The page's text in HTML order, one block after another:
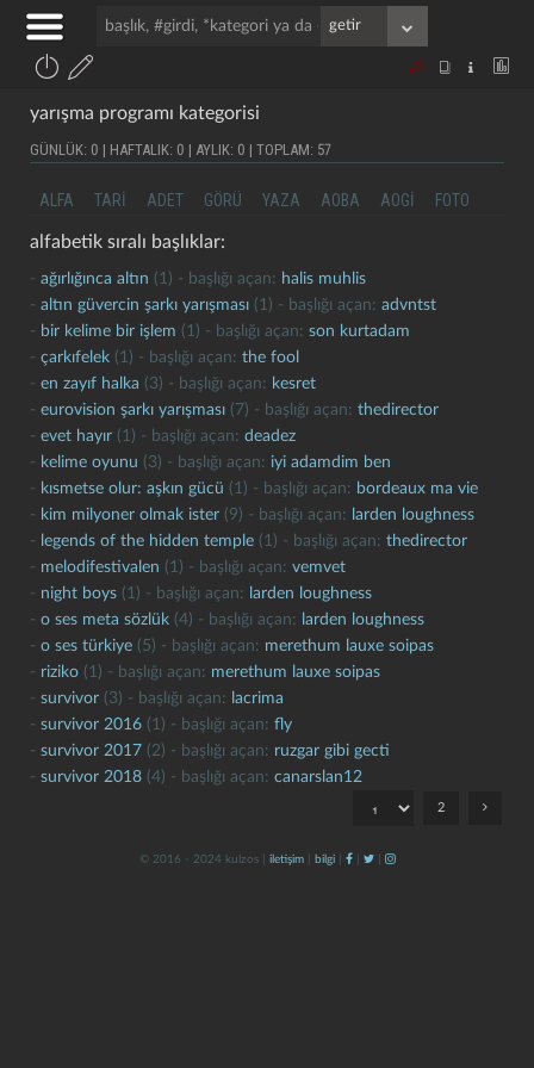
yarışma programı kategorisi
GÜNLÜK: 0 | HAFTALIK: 0 | AYLIK: 0 | TOPLAM: 57
ALFA TARI ADET GÖRÜ YAZA AOBA AOGI FOTO
alfabetik sıralı başlıklar:
- ağırlığınca altın (1) - başlığı açan: halis muhlis
- altın güvercin şarkı yarışması (1) - başlığı açan: advntst
- bir kelime bir işlem (1) - başlığı açan: son kurtadam
- çarkıfelek (1) - başlığı açan: the fool
- en zayıf halka (3) - başlığı açan: kesret
- eurovision şarkı yarışması (7) - başlığı açan: thedirector
- evet hayır (1) - başlığı açan: deadez
- kelime oyunu (3) - başlığı açan: i̇yi adamdim ben
- kısmetse olur: aşkın gücü (1) - başlığı açan: bordeaux ma vie
- kim milyoner olmak ister (9) - başlığı açan: larden loughness
- legends of the hidden temple (1) - başlığı açan: thedirector
- melodifestivalen (1) - başlığı açan: vemvet
- night boys (1) - başlığı açan: larden loughness
- o ses meta sözlük (4) - başlığı açan: larden loughness
- o ses türkiye (5) - başlığı açan: merethum lauxe soipas
- riziko (1) - başlığı açan: merethum lauxe soipas
- survivor (3) - başlığı açan: lacrima
- survivor 2016 (1) - başlığı açan: fly
- survivor 2017 (2) - başlığı açan: ruzgar gibi gecti
- survivor 2018 (4) - başlığı açan: canarslan12
2
kapat
© 2016 - 2024 kulzos | iletişim| bilgi| | |